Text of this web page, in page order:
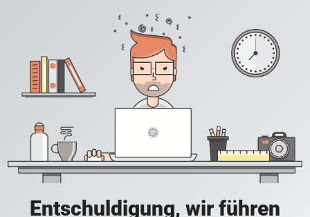
Entschuldigung, wir führen